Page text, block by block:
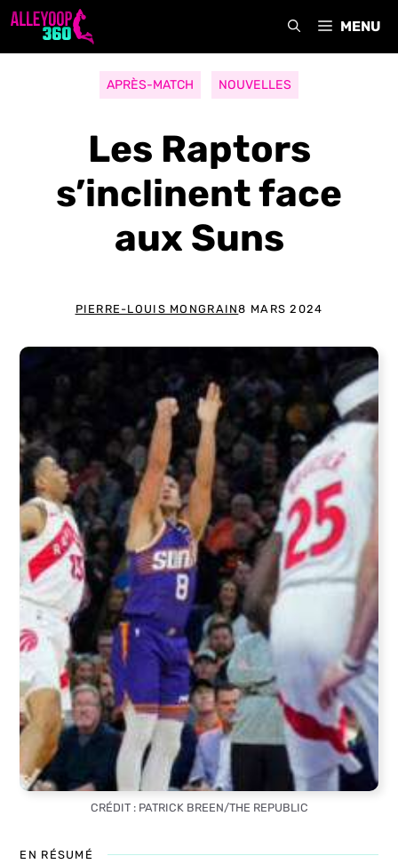
Aller
MENU
APRÈS-MATCH NOUVELLES
Les Raptors
s’inclinent face
aux Suns
PIERRE-LOUIS MONGRAIN8 MARS 2024
CRÉDIT : PATRICK BREEN/THE REPUBLIC
EN RÉSUMÉ